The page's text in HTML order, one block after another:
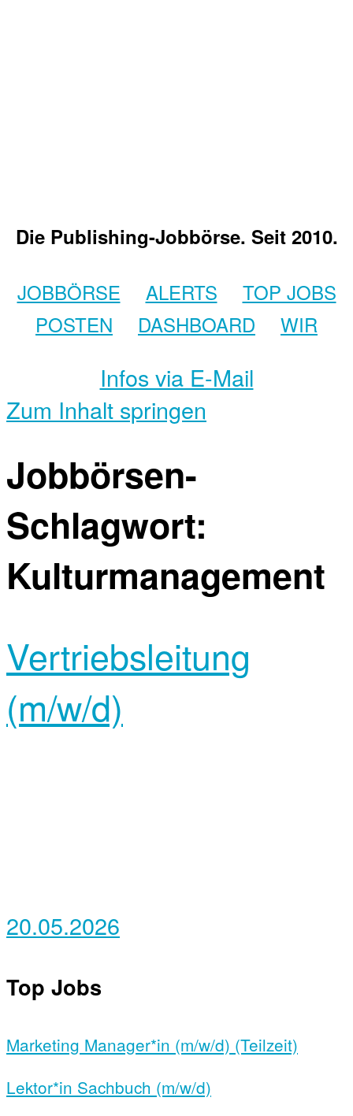
Die Publishing-Jobbörse. Seit 2010.
JOBBÖRSE ALERTS
TOP JOBS
POSTEN
DASHBOARD WIR
Infos via E-Mail
Zum Inhalt springen
Jobbörsen-
Schlagwort:
Kulturmanagement
Vertriebsleitung
(m/w/d)
20.05.2026
Top Jobs
Marketing Manager*in (m/w/d) (Teilzeit)
Lektor*in Sachbuch (m/w/d)